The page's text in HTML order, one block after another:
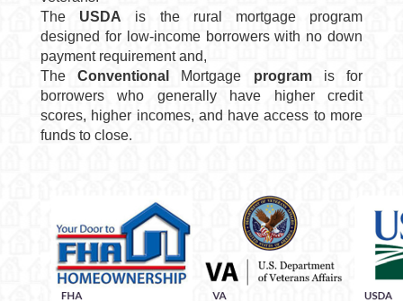
The USDA is the rural mortgage program
designed for low-income borrowers with no down
payment requirement and,
TheConventional Mortgage programis for
borrowers who generally have higher credit
scores, higher incomes, and have access to more
funds to close.